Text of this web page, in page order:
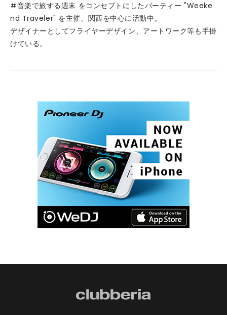
#音楽で旅する週末 をコンセプトにしたパーティー "Weeke
nd Traveler" を主催、関西を中心に活動中。
デザイナーとしてフライヤーデザイン、アートワーク等も手掛
けている。